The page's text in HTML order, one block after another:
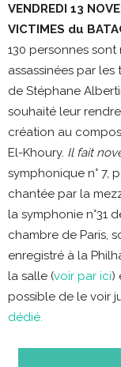
VENDREDI 13
VICTIMES du
130 personnes sont
assassinées par les
de Stéphane
souhaité leur
création au
El-Khoury. Il fait
symphonique n° 7,
chantée par la
la symphonie n°31
chambre de Paris,
enregistré à la
la salle (voir par ici)
possible de le voir
dédié.